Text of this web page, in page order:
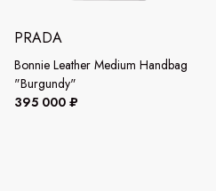
PRADA
Bonnie Leather Medium Handbag
"Burgundy"
395 000 ₽